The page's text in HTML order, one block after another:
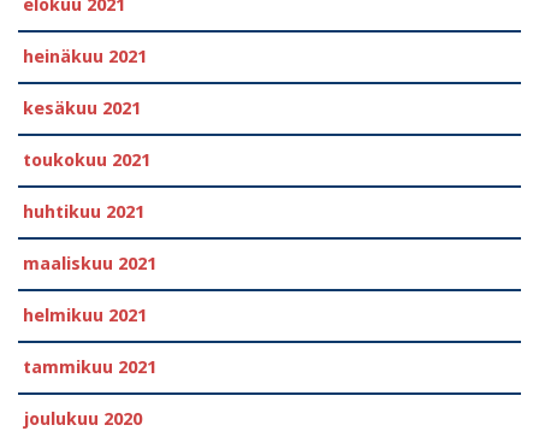
elokuu 2021
heinäkuu 2021
kesäkuu 2021
toukokuu 2021
huhtikuu 2021
maaliskuu 2021
helmikuu 2021
tammikuu 2021
joulukuu 2020